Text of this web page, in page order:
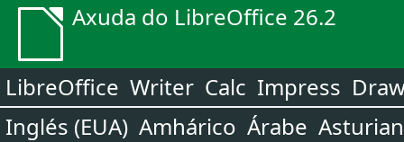
Axuda do LibreOffice 26.2
LibreOffice Writer Calc Impress
Inglés (EUA) Amhárico Árabe